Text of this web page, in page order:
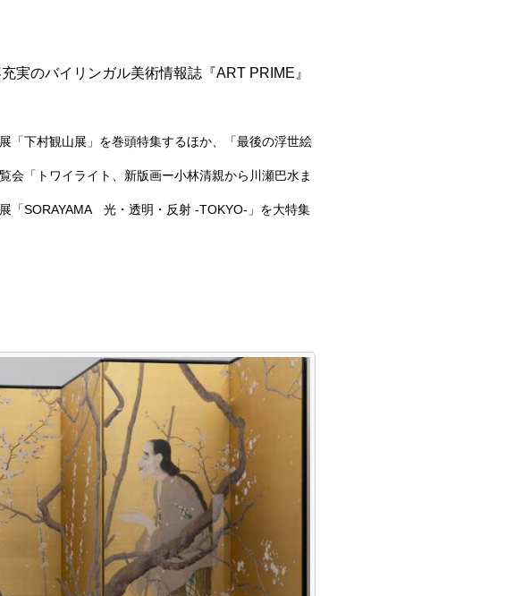
実のバイリンガル美術情報誌『ART PRIME』
「下村観山展」 を巻頭特集するほか、「最後の浮世絵
会「 トワイライト、新版画ー小林清親から川瀬巴水ま
「SORAYAMA 光・透明・反射 -TOKYO-」を大特集